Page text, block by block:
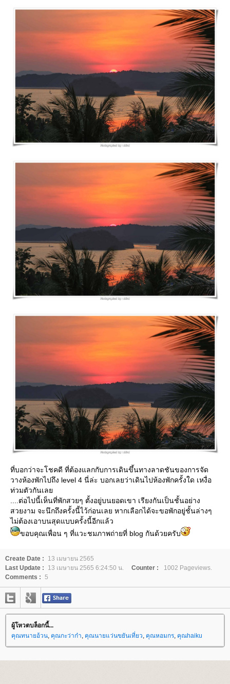
ที่บอกว่าจะโชคดี ที่ต้องแลกกับการเดินขึ้นทางลาดชันของการจัด
วางห้องพักไปถึง level 4 นี่ล่ะ บอกเลยว่าเดินไปห้องพักครั้งใด เหงื่อ
ท่วมตัวกันเล
....ต่อไปนี้เห็นที่พักสวยๆ ตั้งอยู่บนยอดเขา เรียงกันเป็นชั้นอย่าง
สวยงาม จะนึกถึงครั้งนี้ไว้ก่อนเลย หากเลือกได้จะขอพักอยู่ชั้นล่างๆ
ไม่ต้องเอาบนสุดแบบครั้งนี้อีกแล้ว
ขอบคุณเพื่อน ๆ ที่แวะชมภาพถ่ายที่ blog กันด้วยครับ
Create Date :
13 เมษายน 2565
Last Update :
13 เมษายน 2565 6:24:50 น. Counter :
1002 Pageviews.
Comments : 5
ผู้โหวตบล็อกนี้...
คุณทนายอ้วน คุณกะว่าก๋า คุณนายแว่นขยันเที่ยว คุณหอมกร คุณhaiku